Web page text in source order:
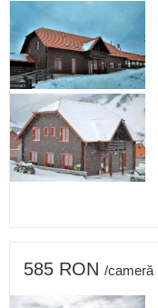
585 RON /cameră